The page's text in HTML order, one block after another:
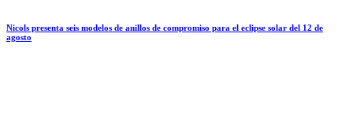
Nicols presenta seis modelos de anillos de compromiso para el eclipse solar del 12 de
agosto